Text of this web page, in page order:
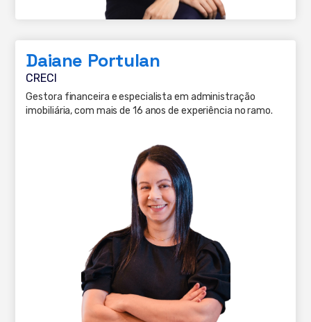
Daiane Portulan
CRECI
Gestora financeira e especialista em administração
imobiliária, com mais de 16 anos de experiência no ramo.